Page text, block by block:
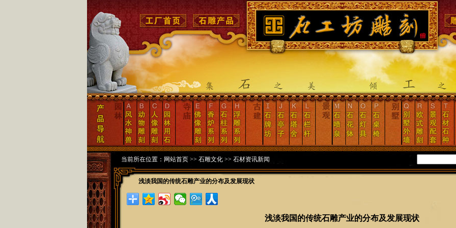
当前所在位置： 网站首页 >> 石雕文化 >> 石材资讯新闻
浅淡我国的传统石雕产业的分布及发展现状
浅淡我国的传统石雕产业的分布及发展现状